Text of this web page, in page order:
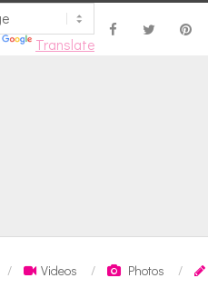
Translate
Videos Photos